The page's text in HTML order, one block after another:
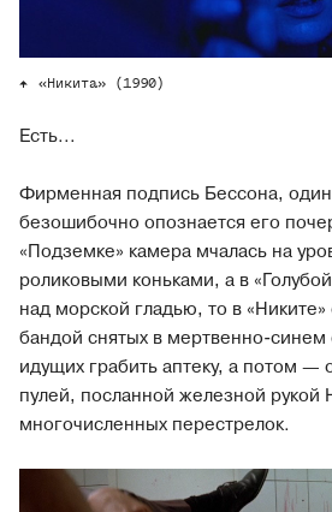
«Никита» (1990)
Есть...
Фирменная подпись Бессона,
безошибочно опознается его
«Подземке» камера мчалась на
роликовыми коньками, а в
над морской гладью, то в «Никите»
бандой снятых в мертвенно-синем
идущих грабить аптеку, а потом —
пулей, посланной железной рукой
многочисленных перестрелок.